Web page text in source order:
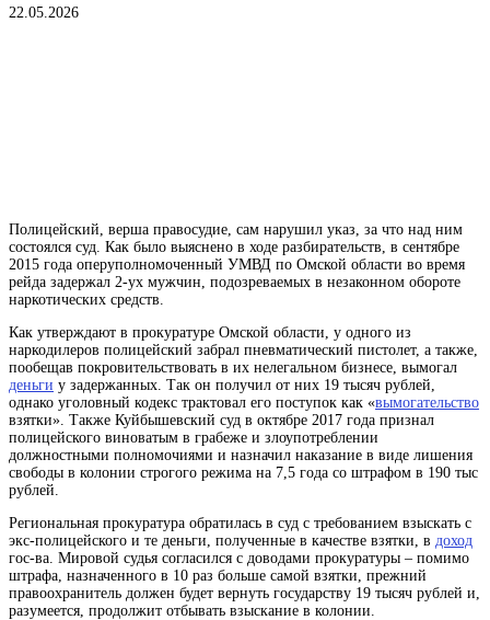
22.05.2026
Полицейский, верша правосудие, сам нарушил указ, за что над ним
состоялся суд. Как было выяснено в ходе разбирательств, в сентябре
2015 года оперуполномоченный УМВД по Омской области во время
рейда задержал 2-ух мужчин, подозреваемых в незаконном обороте
наркотических средств.
Как утверждают в прокуратуре Омской области, у одного из
наркодилеров полицейский забрал пневматический пистолет, а также,
пообещав покровительствовать в их нелегальном бизнесе, вымогал
деньги у задержанных. Так он получил от них 19 тысяч рублей,
однако уголовный кодекс трактовал его поступок как «вымогательство
взятки». Также Куйбышевский суд в октябре 2017 года признал
полицейского виноватым в грабеже и злоупотреблении
должностными полномочиями и назначил наказание в виде лишения
свободы в колонии строгого режима на 7,5 года со штрафом в 190 тыс
рублей.
Региональная прокуратура обратилась в суд с требованием взыскать с
экс-полицейского и те деньги, полученные в качестве взятки, в доход
гос-ва. Мировой судья согласился с доводами прокуратуры – помимо
штрафа, назначенного в 10 раз больше самой взятки, прежний
правоохранитель должен будет вернуть государству 19 тысяч рублей и,
разумеется, продолжит отбывать взыскание в колонии.